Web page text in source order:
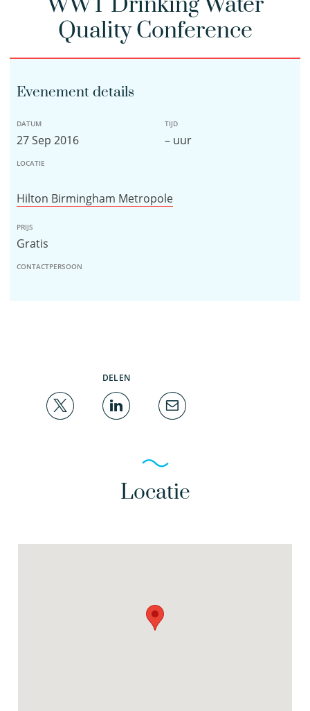
Quality Conference
Evenement details
DATUM
27 Sep 2016
TIJD
– uur
LOCATIE
Hilton Birmingham Metropole
PRIJS
Gratis
CONTACTPERSOON
DELEN
Locatie